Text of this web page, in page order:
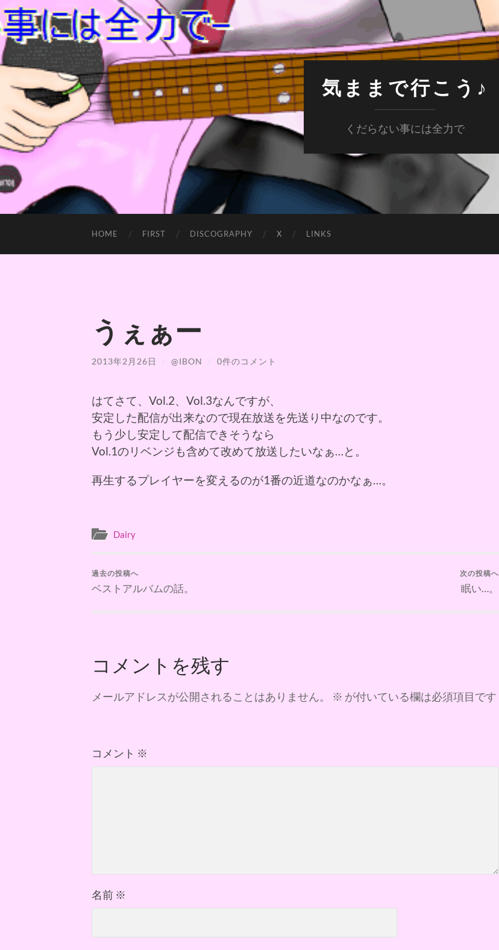
気ままで行こう♪
くだらない事には全力で
HOME FIRST DISCOGRAPHY X LINKS
うぇぁー
2013年2月26日 / @IBON / 0件のコメント
はてさて、Vol.2、Vol.3なんですが、
安定した配信が出来なので現在放送を先送り中なのです。
もう少し安定して配信できそうなら
Vol.1のリベンジも含めて改めて放送したいなぁ…と。
再生するプレイヤーを変えるのが1番の近道なのかなぁ…。
Dairy
過去の投稿へ
ベストアルバムの話。
次の投稿へ
眠い…。
コメントを残す
メールアドレスが公開されることはありません。 ※ が付いている欄は必須項目です
コメント ※
名前 ※